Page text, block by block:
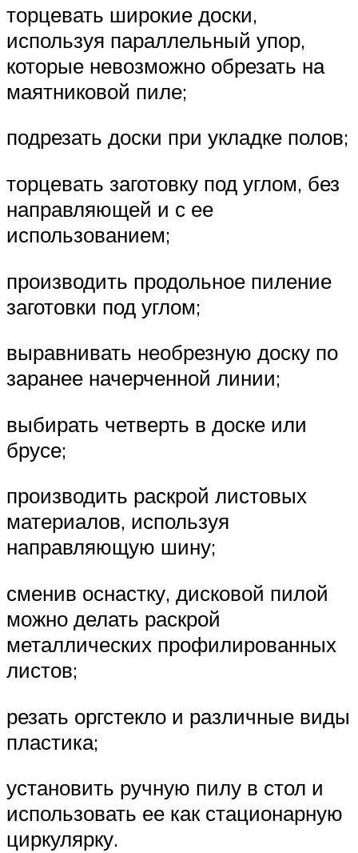
торцевать широкие доски,
используя параллельный упор,
которые невозможно обрезать на
маятниковой пиле;
подрезать доски при укладке полов;
торцевать заготовку под углом, без
направляющей и с ее
использованием;
производить продольное пиление
заготовки под углом;
выравнивать необрезную доску по
заранее начерченной линии;
выбирать четверть в доске или
брусе;
производить раскрой листовых
материалов, используя
направляющую шину;
сменив оснастку, дисковой пилой
можно делать раскрой
металлических профилированных
листов;
резать оргстекло и различные виды
пластика;
установить ручную пилу в стол и
использовать ее как стационарную
циркулярку.